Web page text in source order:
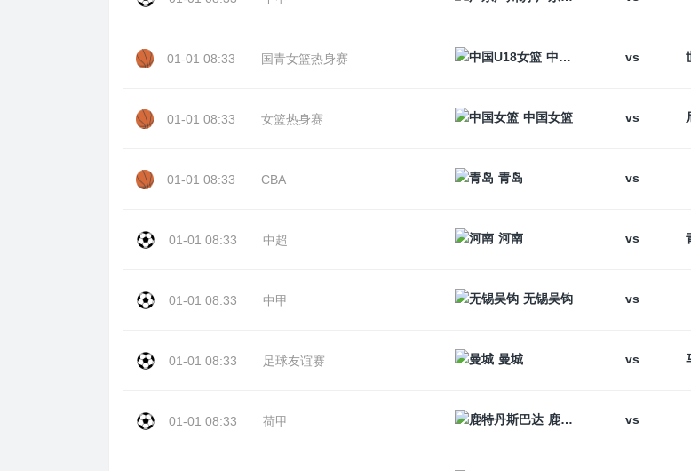
01-01 08:33 国青女篮热身赛 中国U18女篮 vs
01-01 08:33 女篮热身赛 中国女篮 vs
01-01 08:33 CBA 青岛 vs
01-01 08:33 中超 河南 vs
01-01 08:33 中甲 无锡吴钩 vs
01-01 08:33 足球友谊赛 曼城 vs
01-01 08:33 荷甲 鹿特丹斯巴达 vs